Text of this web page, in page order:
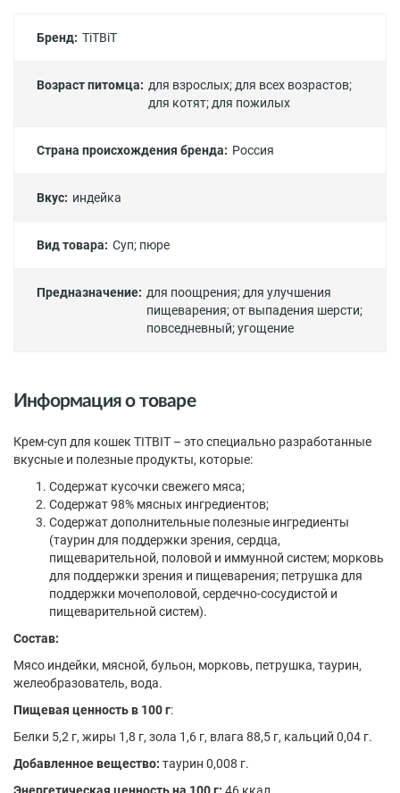
Бренд: TiTBiT
Возраст питомца: для взрослых;для всех возрастов;
для котят;для пожилых
Страна происхождения бренда: Россия
Вкус: индейка
Вид товара: Суп; пюре
Предназначение: для поощрения;для улучшения
пищеварения;от выпадения шерсти;
повседневный;угощение
Информация о товаре
Крем-суп для кошек TITBIT – это специально разработанные
вкусные и полезные продукты, которые:
Содержат кусочки свежего мяса;
Содержат 98% мясных ингредиентов;
Содержат дополнительные полезные ингредиенты
(таурин для поддержки зрения, сердца,
пищеварительной, половой и иммунной систем; морковь
для поддержки зрения и пищеварения; петрушка для
поддержки мочеполовой, сердечно-сосудистой и
пищеварительной систем).
Состав:
Мясо индейки, мясной, бульон, морковь, петрушка, таурин,
желеобразователь, вода.
Пищевая ценность в 100 г:
Белки 5,2 г, жиры 1,8 г, зола 1,6 г, влага 88,5 г, кальций 0,04 г.
Добавленное вещество: таурин 0,008 г.